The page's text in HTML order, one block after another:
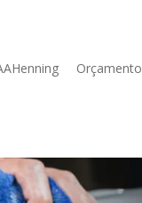
Orçamento